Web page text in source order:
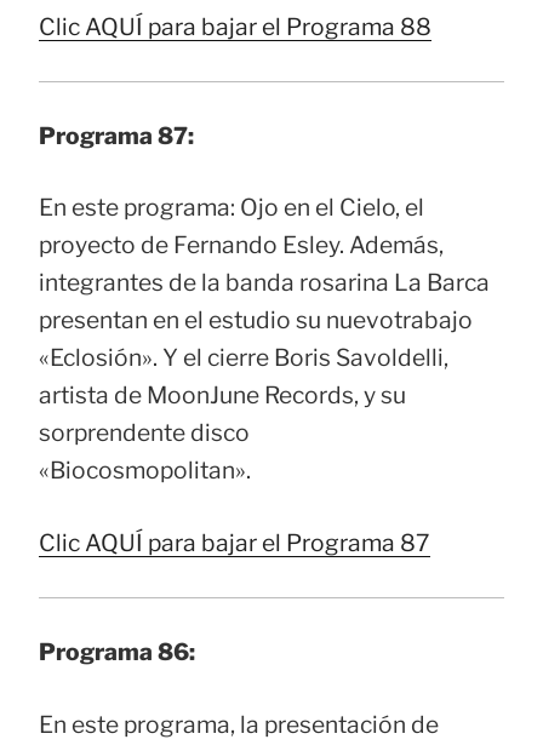
Clic AQUÍ para bajar el Programa 88
Programa 87:
En este programa: Ojo en el Cielo, el
proyecto de Fernando Esley. Además,
integrantes de la banda rosarina La Barca
presentan en el estudio su nuevotrabajo
«Eclosión». Y el cierre Boris Savoldelli,
artista de MoonJune Records, y su
sorprendente disco
«Biocosmopolitan».
Clic AQUÍ para bajar el Programa 87
Programa 86:
En este programa, la presentación de